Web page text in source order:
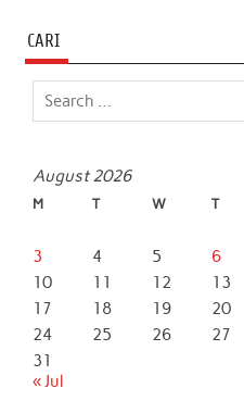
CARI
August 2026
M T W T
3
4 5 6
10
11 12 13
17
18 19 20
24
25 26 27
31
« Jul